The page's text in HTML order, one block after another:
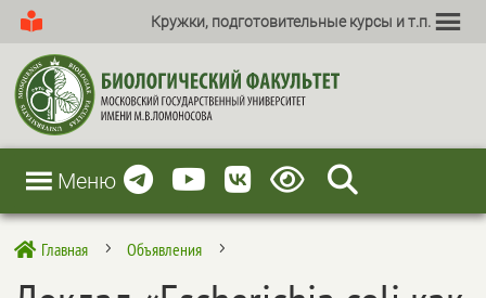
Кружки, подготовительные курсы и т.п.
Меню
 Главная 5 Объявления 5